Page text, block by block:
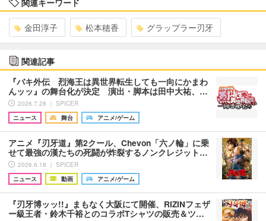
関連キーワード
金田淳子 松本穂香 グラップラー刃牙
関連記事
『バキ外伝 烈海王は異世界転生しても一向にかまわ
んッッ』の舞台化が決定 演出・脚本は田中大祐、…
2026.7.28 ｜ SPICER
ニュース
舞台 アニメ/ゲーム
アニメ『刃牙道』第2クール、Chevon「六ノ輪」に乗
せて最強の漢たちの死闘が炸裂するノンクレジット…
2026.6.18 ｜ SPICER
ニュース
動画 アニメ/ゲーム
『刃⽛博ッッ!!』まもなく大阪にて開催、RIZINフェザ
ー級王者・鈴木千裕とのコラボTシャツの販売＆ツ…